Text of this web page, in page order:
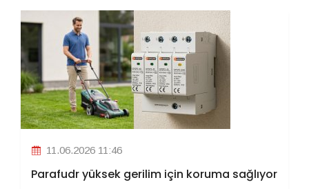
11.06.2026 11:46
Parafudr yüksek gerilim için koruma sağlıyor